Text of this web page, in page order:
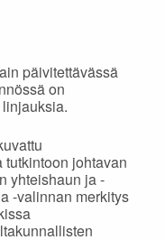
päivitettävässä
on
johtavan
yhteishaun ja -
-valinnan merkitys